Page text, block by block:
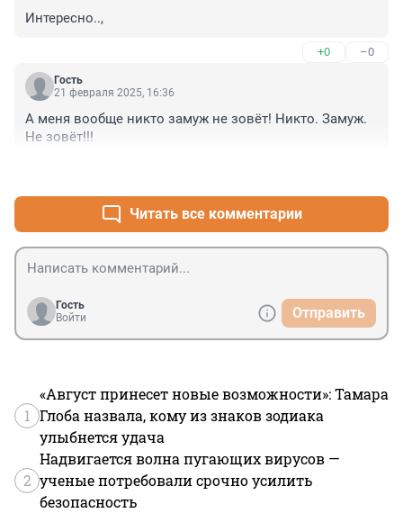
Интересно..,
+0 –0
Гость
21 февраля 2025, 16:36
А меня вообще никто замуж не зовёт! Никто. Замуж.
Не зовёт!!!
Читать все комментарии
Гость
Войти
Отправить
1
«Август принесет новые возможности»: Тамара
Глоба назвала, кому из знаков зодиака
улыбнется удача
2
Надвигается волна пугающих вирусов —
ученые потребовали срочно усилить
безопасность